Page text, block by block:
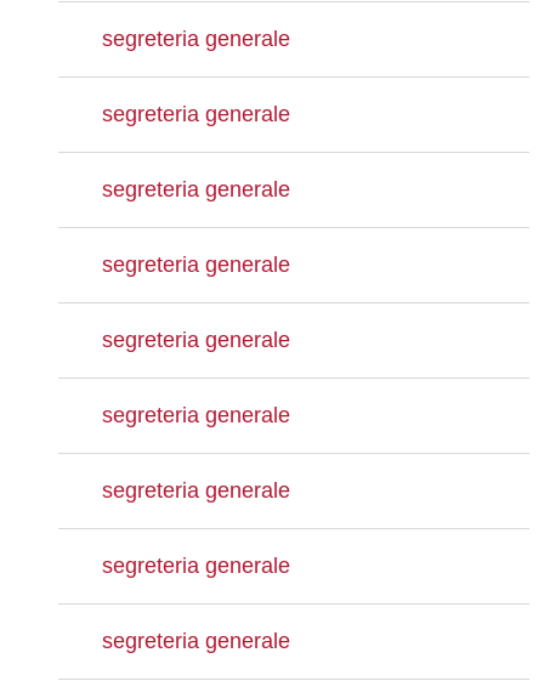
segreteria generale
segreteria generale
segreteria generale
segreteria generale
segreteria generale
segreteria generale
segreteria generale
segreteria generale
segreteria generale